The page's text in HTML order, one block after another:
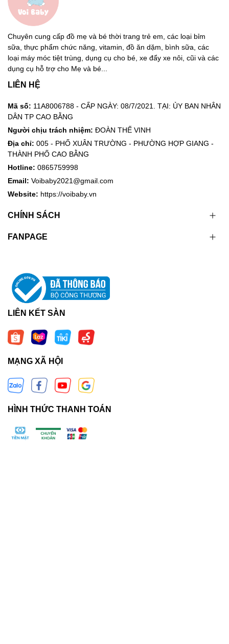
Chuyên cung cấp đồ mẹ và bé thời trang trẻ em, các loại bỉm
sữa, thực phẩm chức năng, vitamin, đồ ăn dặm, bình sữa, các
loại máy móc tiệt trùng, dụng cụ cho bé, xe đẩy xe nôi, cũi và các
dụng cụ hỗ trợ cho Mẹ và bé...
LIÊN HỆ
Mã số: 11A8006788 - CẤP NGÀY: 08/7/2021. TẠI: ỦY BAN NHÂN
DÂN TP CAO BẰNG
Người chịu trách nhiệm: ĐOÀN THẾ VINH
Địa chỉ: 005 - PHỐ XUÂN TRƯỜNG - PHƯỜNG HỢP GIANG -
THÀNH PHỐ CAO BẰNG
Hotline: 0865759998
Email: Voibaby2021@gmail.com
Website: https://voibaby.vn
CHÍNH SÁCH
FANPAGE
LIÊN KẾT SÀN
MẠNG XÃ HỘI
HÌNH THỨC THANH TOÁN